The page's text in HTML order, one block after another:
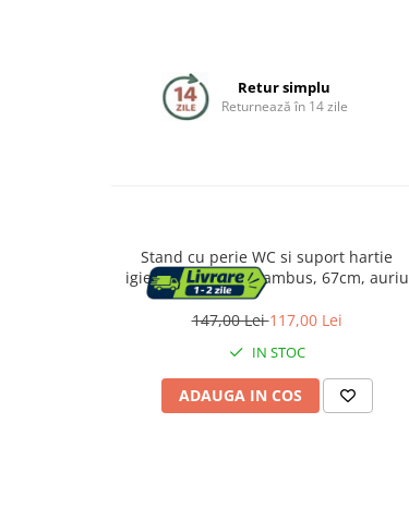
Retur simplu
Returnează în 14 zile
Stand cu perie WC si suport hartie
igienica, metal si bambus, 67cm, auriu
147,00 Lei117,00 Lei
IN STOC
ADAUGA IN COS